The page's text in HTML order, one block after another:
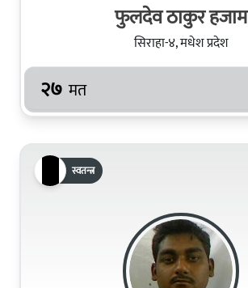
फुलदेव ठाकुर हजाम
सिराहा-४, मधेश प्रदेश
२७ मत
स्वतन्त्र